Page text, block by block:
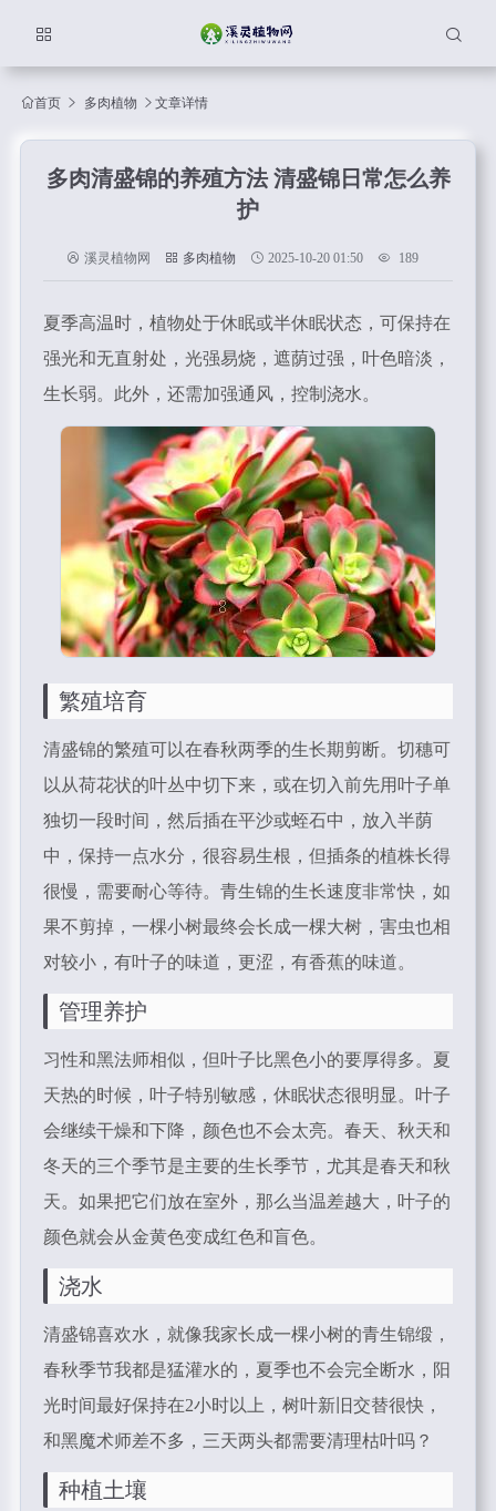
首页 多肉植物 文章详情
多肉清盛锦的养殖方法 清盛锦日常怎么养
护
溪灵植物网 多肉植物 2025-10-20 01:50 189
夏季高温时，植物处于休眠或半休眠状态，可保持在
强光和无直射处，光强易烧，遮荫过强，叶色暗淡，
生长弱。此外，还需加强通风，控制浇水。
繁殖培育
清盛锦的繁殖可以在春秋两季的生长期剪断。切穗可
以从荷花状的叶丛中切下来，或在切入前先用叶子单
独切一段时间，然后插在平沙或蛭石中，放入半荫
中，保持一点水分，很容易生根，但插条的植株长得
很慢，需要耐心等待。青生锦的生长速度非常快，如
果不剪掉，一棵小树最终会长成一棵大树，害虫也相
对较小，有叶子的味道，更涩，有香蕉的味道。
管理养护
习性和黑法师相似，但叶子比黑色小的要厚得多。夏
天热的时候，叶子特别敏感，休眠状态很明显。叶子
会继续干燥和下降，颜色也不会太亮。春天、秋天和
冬天的三个季节是主要的生长季节，尤其是春天和秋
天。如果把它们放在室外，那么当温差越大，叶子的
颜色就会从金黄色变成红色和盲色。
浇水
清盛锦喜欢水，就像我家长成一棵小树的青生锦缎，
春秋季节我都是猛灌水的，夏季也不会完全断水，阳
光时间最好保持在2小时以上，树叶新旧交替很快，
和黑魔术师差不多，三天两头都需要清理枯叶吗？
种植土壤